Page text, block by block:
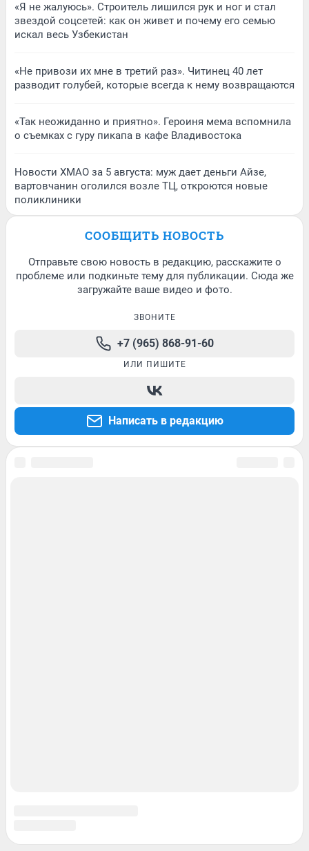
«Я не жалуюсь». Строитель лишился рук и ног и стал
звездой соцсетей: как он живет и почему его семью
искал весь Узбекистан
«Не привози их мне в третий раз». Читинец 40 лет
разводит голубей, которые всегда к нему возвращаются
«Так неожиданно и приятно». Героиня мема вспомнила
о съемках с гуру пикапа в кафе Владивостока
Новости ХМАО за 5 августа: муж дает деньги Айзе,
вартовчанин оголился возле ТЦ, откроются новые
поликлиники
СООБЩИТЬ НОВОСТЬ
Отправьте свою новость в редакцию, расскажите о
проблеме или подкиньте тему для публикации. Сюда же
загружайте ваше видео и фото.
ЗВОНИТЕ
+7 (965) 868-91-60
ИЛИ ПИШИТЕ
Написать в редакцию